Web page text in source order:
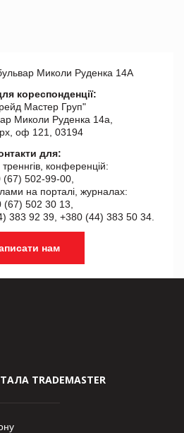
Миколи Руденка 14А
кореспонденції:
Мастер Груп"
Миколи Руденка 14а,
оф 121, 03194
для:
конференцій:
(67) 502-99-00,
на порталі, журналах:
(67) 502 30 13,
383 92 39, +380 (44) 383 50 34.
нам
TRADEMASTER